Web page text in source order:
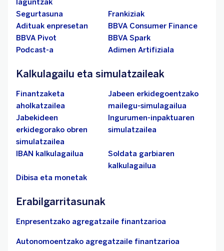
laguntzak
Segurtasuna
Frankiziak
Adituak enpresetan
BBVA Consumer Finance
BBVA Pivot
BBVA Spark
Podcast-a
Adimen Artifiziala
Kalkulagailu eta simulatzaileak
Finantzaketa
aholkatzailea
Jabeen erkidegoentzako
mailegu-simulagailua
Jabekideen
erkidegorako obren
simulatzailea
Ingurumen-inpaktuaren
simulatzailea
IBAN kalkulagailua
Soldata garbiaren
kalkulagailua
Dibisa eta monetak
Erabilgarritasunak
Enpresentzako agregatzaile finantzarioa
Autonomoentzako agregatzaile finantzarioa